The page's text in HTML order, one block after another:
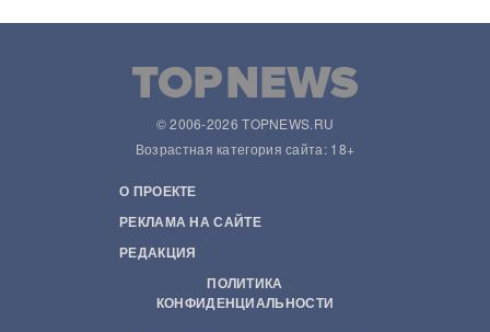
© 2006-2026 TOPNEWS.RU
Возрастная категория сайта: 18+
О ПРОЕКТЕ
РЕКЛАМА НА САЙТЕ
РЕДАКЦИЯ
ПОЛИТИКА
КОНФИДЕНЦИАЛЬНОСТИ